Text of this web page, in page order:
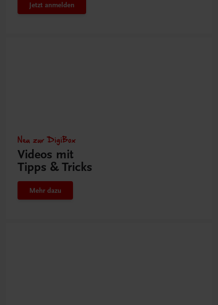
Jetzt anmelden
Neu zur DigiBox
Videos mit
Tipps & Tricks
Mehr dazu